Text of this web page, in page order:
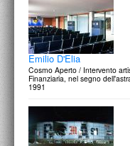
Emilio D'Elia
Cosmo Aperto / Intervento
Finanziaria, nel segno
1991